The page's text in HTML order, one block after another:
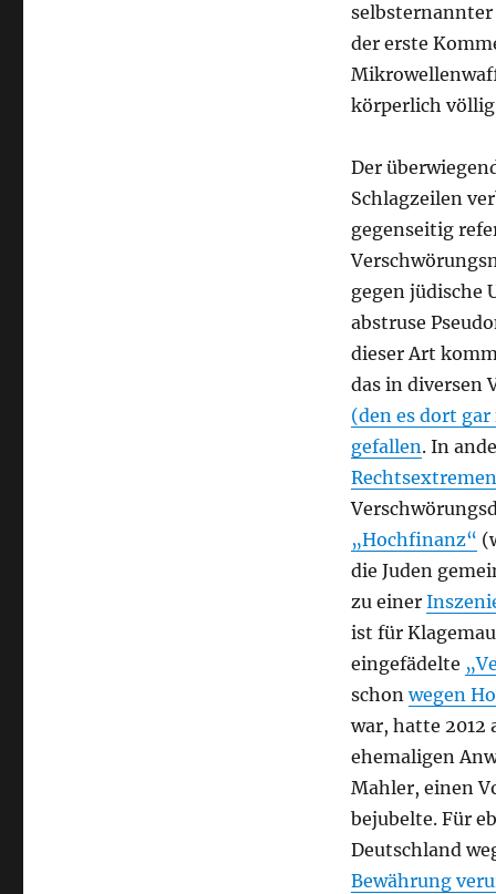
selbsternannter
der erste
körperlich
Der
Schlagzeilen
gegenseitig
gegen jüdische
abstruse
dieser Art
das in diversen
(den es dort
gefallen. In
Rechtsextremen
„Hochfinanz“
die Juden
zu einer
ist für
eingefädelte
schonwegen
war, hatte 2012
ehemaligen
Mahler, einen
bejubelte. Für
Deutschland
Bewährung